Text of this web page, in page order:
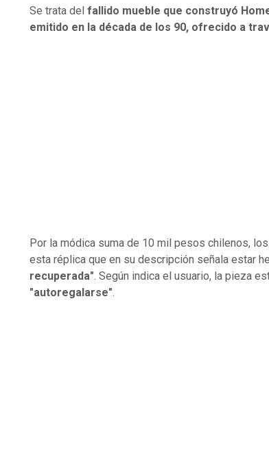
Se trata del fallido mueble que construyó
emitido en la década de los 90, ofrecido a
Por la módica suma de 10 mil pesos chilenos,
esta réplica que en su descripción señala estar
recuperada". Según indica el usuario, la pieza
"autoregalarse".